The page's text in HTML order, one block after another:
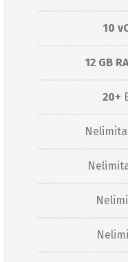
10
12 GB
20+